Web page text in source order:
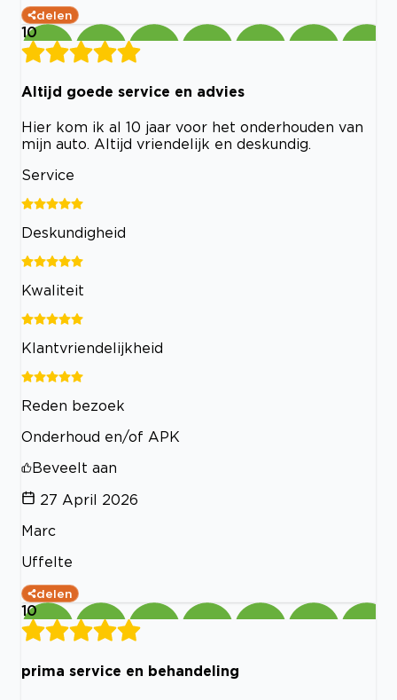
delen
10
Altijd goede service en advies
Hier kom ik al 10 jaar voor het onderhouden van
mijn auto. Altijd vriendelijk en deskundig.
Service
Deskundigheid
Kwaliteit
Klantvriendelijkheid
Reden bezoek
Onderhoud en/of APK
Beveelt aan
27 April 2026
Marc
Uffelte
delen
10
prima service en behandeling